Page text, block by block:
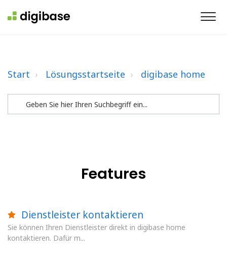
Start Lösungsstartseite digibase home
Features
Dienstleister kontaktieren
Sie können Ihren Dienstleister direkt in digibase home
kontaktieren. Dafür m...